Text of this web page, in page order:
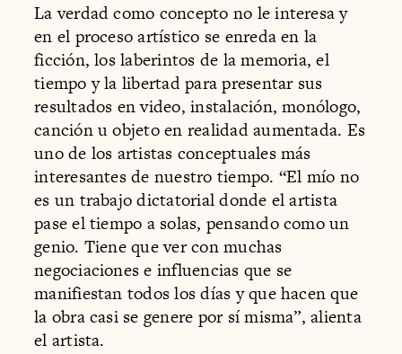
La verdad como concepto no le interesa y
en el proceso artístico se enreda en la
ficción, los laberintos de la memoria, el
tiempo y la libertad para presentar sus
resultados en video, instalación, monólogo,
canción u objeto en realidad aumentada. Es
uno de los artistas conceptuales más
interesantes de nuestro tiempo. “El mío no
es un trabajo dictatorial donde el artista
pase el tiempo a solas, pensando como un
genio. Tiene que ver con muchas
negociaciones e influencias que se
manifiestan todos los días y que hacen que
la obra casi se genere por sí misma”, alienta
el artista.